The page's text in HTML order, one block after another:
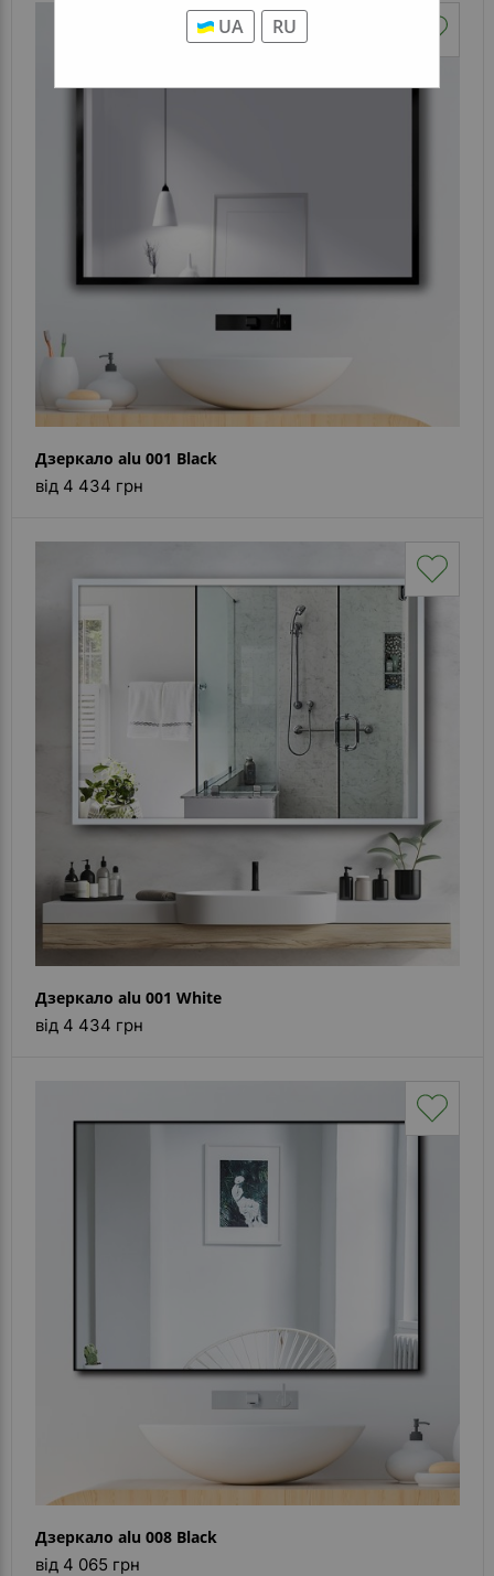
UA RU
Дзеркало alu 001 Black
від 4 434 грн
Дзеркало alu 001 White
від 4 434 грн
Дзеркало alu 008 Black
від 4 065 грн